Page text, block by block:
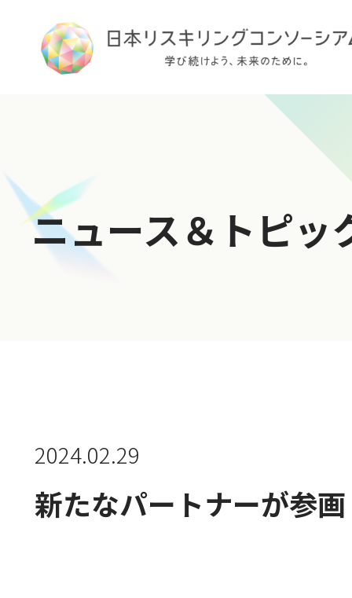
ログイン
団体会員・団体受講機能とは
ニュース＆トピッ
2024.02.29
新たなパートナーが参